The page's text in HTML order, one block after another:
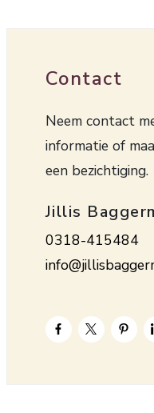
Contact
Neem contact
informatie of
een bezichtiging.
Jillis
0318-415484